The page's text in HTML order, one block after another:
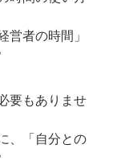
営者の時間」
要もありませ
、「自分との